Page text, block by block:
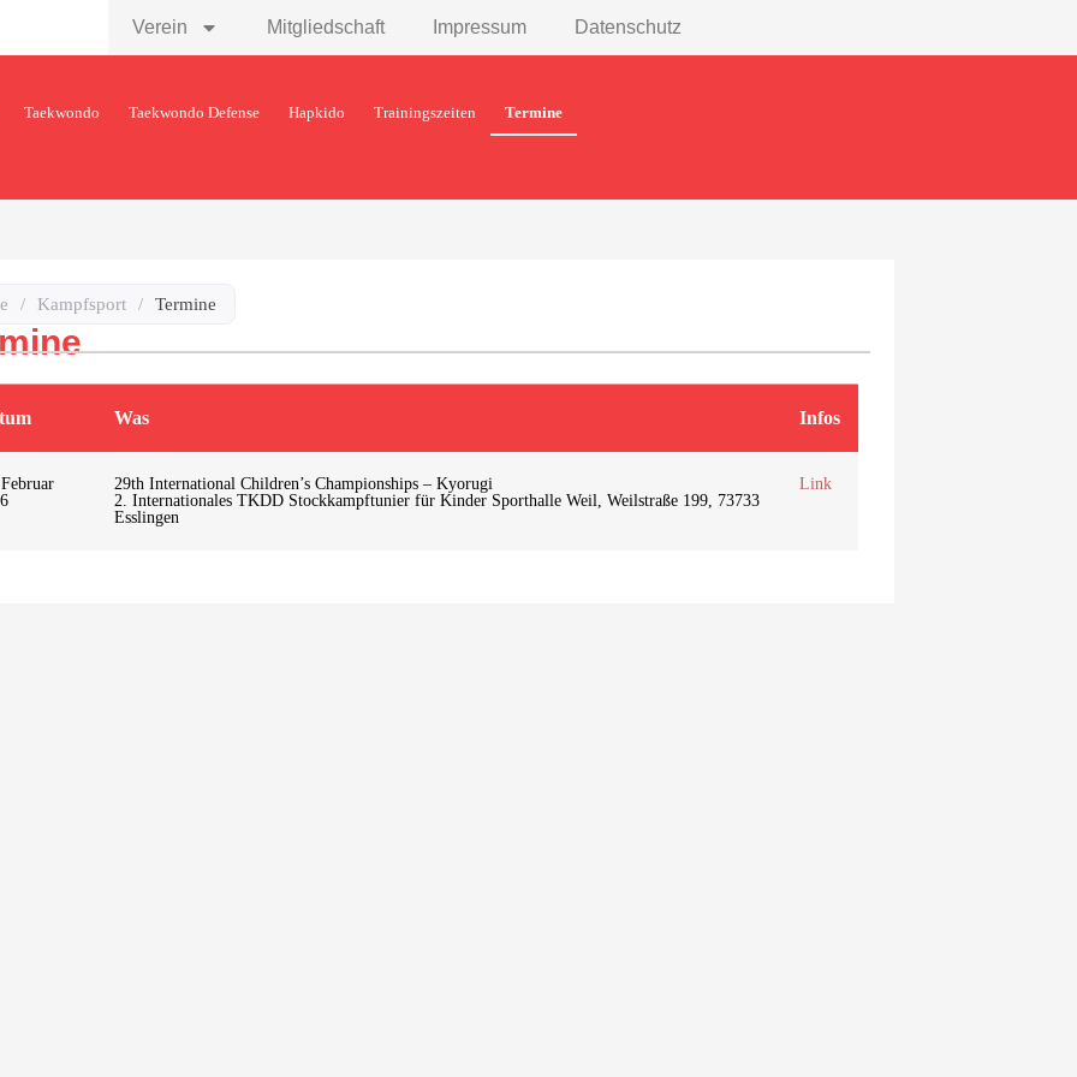
Verein Mitgliedschaft Impressum Datenschutz
Taekwondo Taekwondo Defense Hapkido Trainingszeiten Termine
/ Kampfsport / Termine
Was Infos
29th International Children’s Championships – Kyorugi
2. Internationales TKDD Stockkampftunier für Kinder Sporthalle Weil, Weilstraße 199, 73733
Esslingen
Link